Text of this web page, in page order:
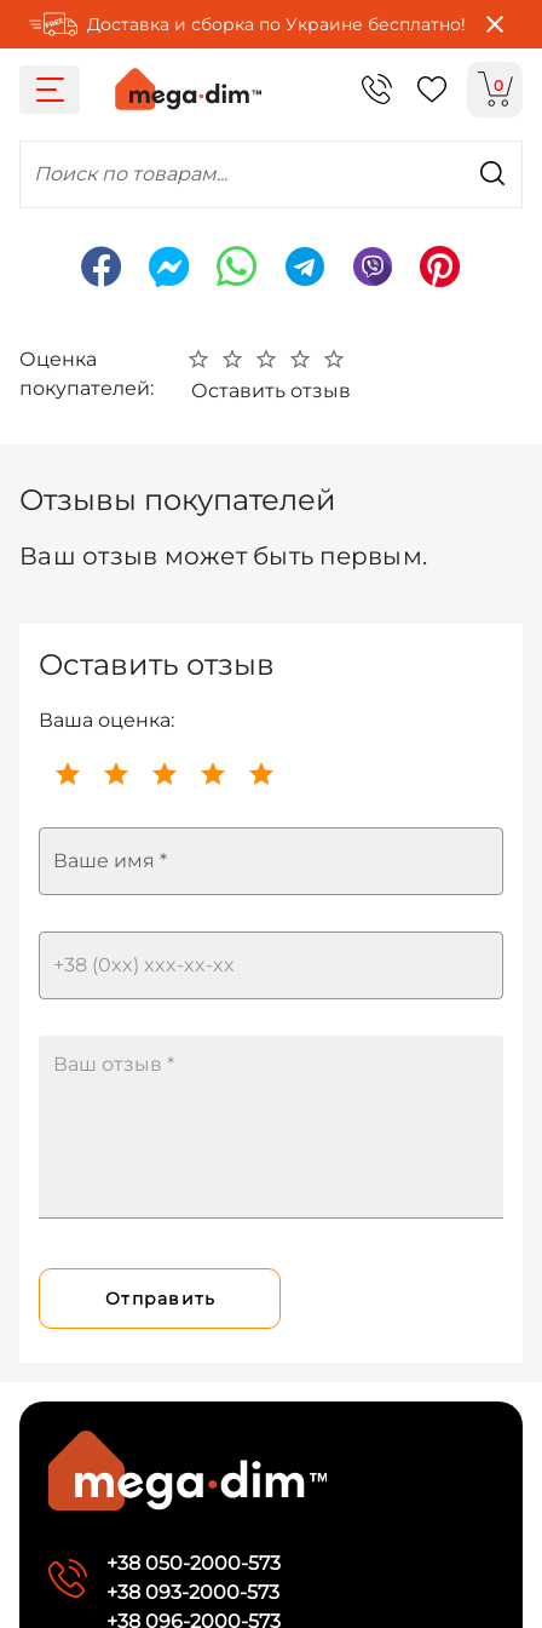
Доставка и сборка по Украине бесплатно!
0
Поиск по товарам...
Оценка
покупателей:
Оставить отзыв
Отзывы покупателей
Ваш отзыв может быть первым.
Оставить отзыв
Ваша оценка:
Ваше имя *
Отправить
+38 050-2000-573
+38 093-2000-573
+38 096-2000-573